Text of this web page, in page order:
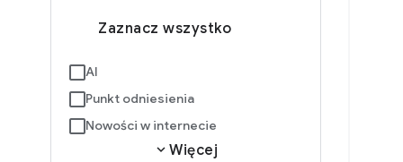
Zaznacz wszystko
AI
Punkt odniesienia
Nowości w internecie
expand_moreWięcej